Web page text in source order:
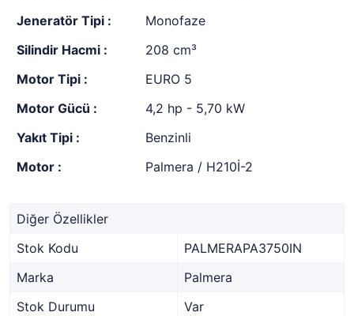
Jeneratör Tipi :
Monofaze
Silindir Hacmi :
208 cm³
Motor Tipi :
EURO 5
Motor Gücü :
4,2 hp - 5,70 kW
Yakıt Tipi :
Benzinli
Motor :
Palmera / H210İ-2
Diğer Özellikler
Stok Kodu
PALMERAPA3750IN
Marka
Palmera
Stok Durumu
Var